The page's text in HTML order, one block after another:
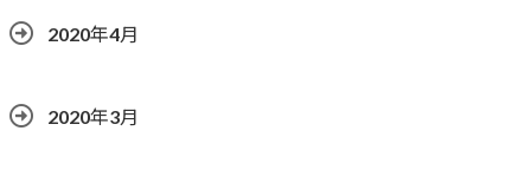
2020年4月
2020年3月